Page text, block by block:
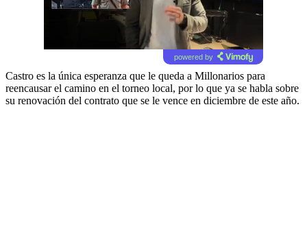
powered by
Castro es la única esperanza que le queda a Millonarios para
reencausar el camino en el torneo local, por lo que ya se habla sobre
su renovación del contrato que se le vence en diciembre de este año.